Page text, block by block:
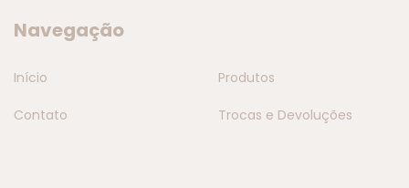
Navegação
Início Produtos
Contato Trocas e Devoluções